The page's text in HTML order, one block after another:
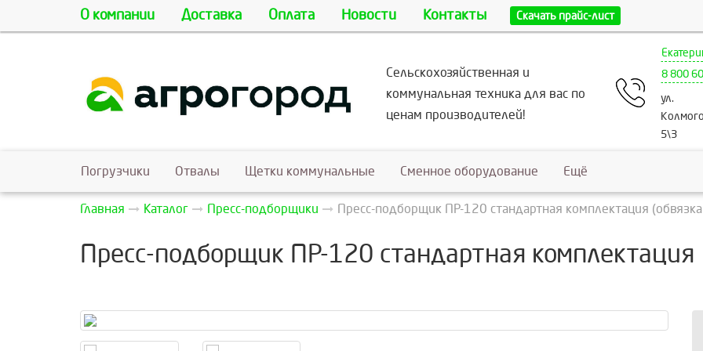
О компании Доставка Оплата Новости Контакты Скачать прайс-лист
Сельскохозяйственная и
коммунальная техника для вас по
ценам производителей!
8 800
ул.
5\3
Погрузчики Отвалы Щетки коммунальные Сменное оборудование Ещё
Главная Каталог Пресс-подборщики Пресс-подборщик ПР-120 стандартная комплектация
Пресс-подборщик ПР-120 стандартная комплектация